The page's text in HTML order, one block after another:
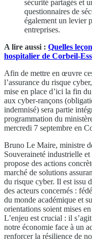
sécurité partagés et
questionnaires de
également un levier
entreprises.
A lire aussi : Quelles
hospitalier de Corbeil-
Afin de mettre en œuvre
l’assurance du risque
mise en place d’ici la fin
aux cyber-rançons
indemnisé) sera partie
programmation du
mercredi 7 septembre en
Bruno Le Maire, ministre
Souveraineté industrielle
propose des actions
marché de solutions
du risque cyber. Il est issu
des acteurs concernés :
du monde académique et
orientations soient mises
L’enjeu est crucial : il
notre économie face à un
renforcer la résilience de